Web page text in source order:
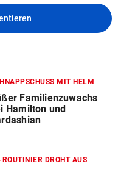
MIT HELM
Familienzuwachs
Hamilton und
DROHT AUS